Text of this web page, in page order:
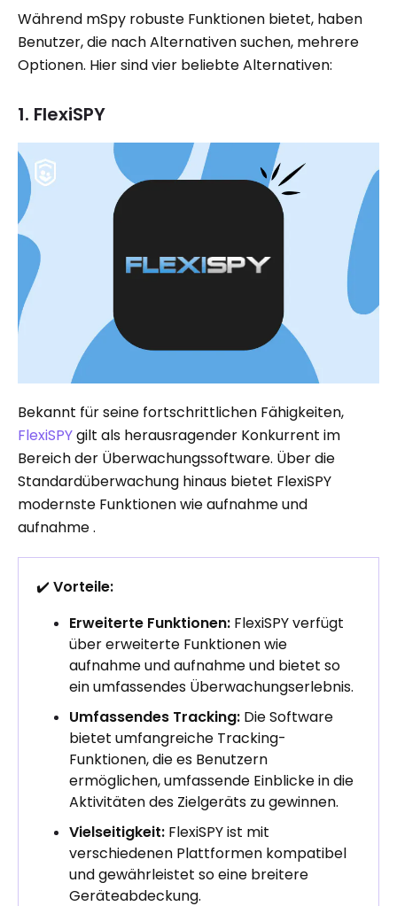
Während mSpy robuste Funktionen bietet, haben
Benutzer, die nach Alternativen suchen, mehrere
Optionen. Hier sind vier beliebte Alternativen:
1. FlexiSPY
Bekannt für seine fortschrittlichen Fähigkeiten,
FlexiSPYgilt als herausragender Konkurrent im
Bereich der Überwachungssoftware. Über die
Standardüberwachung hinaus bietet FlexiSPY
modernste Funktionen wie aufnahme und
aufnahme .
✔️ Vorteile:
Erweiterte Funktionen: FlexiSPY verfügt
über erweiterte Funktionen wie
aufnahme und aufnahme und bietet so
ein umfassendes Überwachungserlebnis.
Umfassendes Tracking: Die Software
bietet umfangreiche Tracking-
Funktionen, die es Benutzern
ermöglichen, umfassende Einblicke in die
Aktivitäten des Zielgeräts zu gewinnen.
Vielseitigkeit: FlexiSPY ist mit
verschiedenen Plattformen kompatibel
und gewährleistet so eine breitere
Geräteabdeckung.